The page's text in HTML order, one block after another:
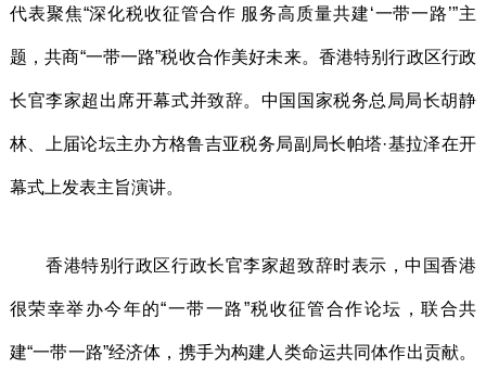
代表聚焦“深化税收征管合作 服务高质量共建‘一带一路’”主
题，共商“一带一路”税收合作美好未来。香港特别行政区行政
长官李家超出席开幕式并致辞。中国国家税务总局局长胡静
林、上届论坛主办方格鲁吉亚税务局副局长帕塔·基拉泽在开
幕式上发表主旨演讲。
香港特别行政区行政长官李家超致辞时表示，中国香港
很荣幸举办今年的“一带一路”税收征管合作论坛，联合共
建“一带一路”经济体，携手为构建人类命运共同体作出贡献。